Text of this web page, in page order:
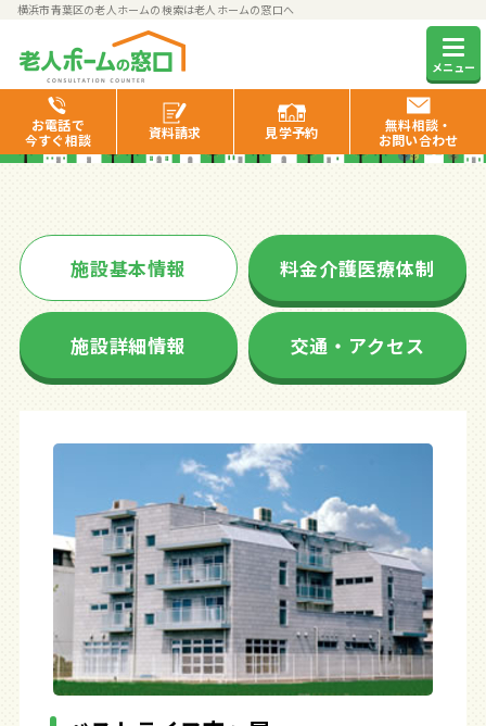
横浜市青葉区の老人ホームの検索は老人ホームの窓口へ
メニュー
お電話で
今すぐ相談
資料請求 見学予約
無料相談・
お問い合わせ
ベストライフ市ヶ尾
施設基本情報 料金介護医療体制
施設詳細情報 交通・アクセス